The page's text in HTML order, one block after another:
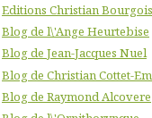
Editions Christian Bourgois
Blog de l\'Ange Heurtebise
Blog de Jean-Jacques Nuel
Blog de Christian Cottet-
Blog de Raymond Alcovere